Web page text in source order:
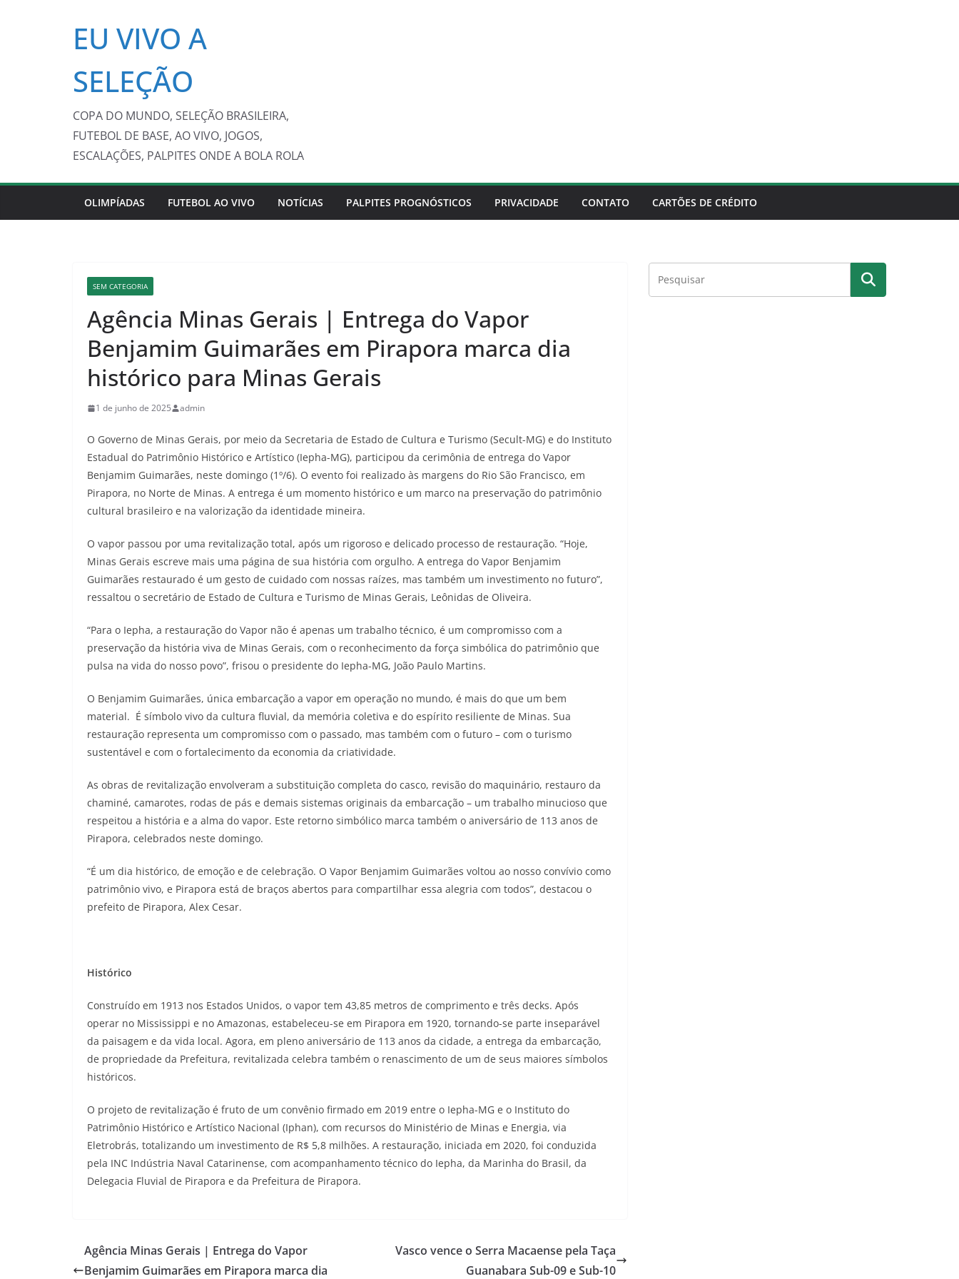
EU VIVO A
SELEÇÃO
COPA DO MUNDO, SELEÇÃO BRASILEIRA,
FUTEBOL DE BASE, AO VIVO, JOGOS,
ESCALAÇÕES, PALPITES ONDE A BOLA ROLA
OLIMPÍADAS FUTEBOL AO VIVO NOTÍCIAS PALPITES PROGNÓSTICOS PRIVACIDADE CONTATO CARTÕES DE CRÉDITO
SEM CATEGORIA
Agência Minas Gerais | Entrega do Vapor
Benjamim Guimarães em Pirapora marca dia
histórico para Minas Gerais
1 de junho de 2025 admin
O Governo de Minas Gerais, por meio da Secretaria de Estado de Cultura e Turismo (Secult-MG) e do Instituto
Estadual do Patrimônio Histórico e Artístico (Iepha-MG), participou da cerimônia de entrega do Vapor
Benjamim Guimarães, neste domingo (1º/6). O evento foi realizado às margens do Rio São Francisco, em
Pirapora, no Norte de Minas. A entrega é um momento histórico e um marco na preservação do patrimônio
cultural brasileiro e na valorização da identidade mineira.
O vapor passou por uma revitalização total, após um rigoroso e delicado processo de restauração. “Hoje,
Minas Gerais escreve mais uma página de sua história com orgulho. A entrega do Vapor Benjamim
Guimarães restaurado é um gesto de cuidado com nossas raízes, mas também um investimento no futuro”,
ressaltou o secretário de Estado de Cultura e Turismo de Minas Gerais, Leônidas de Oliveira.
“Para o Iepha, a restauração do Vapor não é apenas um trabalho técnico, é um compromisso com a
preservação da história viva de Minas Gerais, com o reconhecimento da força simbólica do patrimônio que
pulsa na vida do nosso povo”, frisou o presidente do Iepha-MG, João Paulo Martins.
O Benjamim Guimarães, única embarcação a vapor em operação no mundo, é mais do que um bem
material. É símbolo vivo da cultura fluvial, da memória coletiva e do espírito resiliente de Minas. Sua
restauração representa um compromisso com o passado, mas também com o futuro – com o turismo
sustentável e com o fortalecimento da economia da criatividade.
As obras de revitalização envolveram a substituição completa do casco, revisão do maquinário, restauro da
chaminé, camarotes, rodas de pás e demais sistemas originais da embarcação – um trabalho minucioso que
respeitou a história e a alma do vapor. Este retorno simbólico marca também o aniversário de 113 anos de
Pirapora, celebrados neste domingo.
“É um dia histórico, de emoção e de celebração. O Vapor Benjamim Guimarães voltou ao nosso convívio como
patrimônio vivo, e Pirapora está de braços abertos para compartilhar essa alegria com todos”, destacou o
prefeito de Pirapora, Alex Cesar.
Histórico
Construído em 1913 nos Estados Unidos, o vapor tem 43,85 metros de comprimento e três decks. Após
operar no Mississippi e no Amazonas, estabeleceu-se em Pirapora em 1920, tornando-se parte inseparável
da paisagem e da vida local. Agora, em pleno aniversário de 113 anos da cidade, a entrega da embarcação,
de propriedade da Prefeitura, revitalizada celebra também o renascimento de um de seus maiores símbolos
históricos.
O projeto de revitalização é fruto de um convênio firmado em 2019 entre o Iepha-MG e o Instituto do
Patrimônio Histórico e Artístico Nacional (Iphan), com recursos do Ministério de Minas e Energia, via
Eletrobrás, totalizando um investimento de R$ 5,8 milhões. A restauração, iniciada em 2020, foi conduzida
pela INC Indústria Naval Catarinense, com acompanhamento técnico do Iepha, da Marinha do Brasil, da
Delegacia Fluvial de Pirapora e da Prefeitura de Pirapora.
Agência Minas Gerais | Entrega do Vapor
Benjamim Guimarães em Pirapora marca dia
Vasco vence o Serra Macaense pela Taça
Guanabara Sub-09 e Sub-10